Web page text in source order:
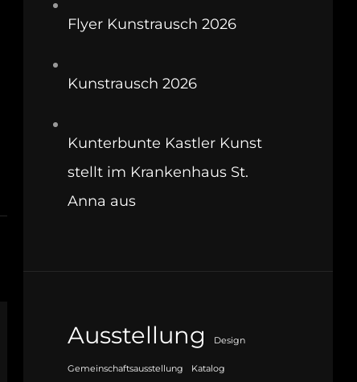
Flyer Kunstrausch 2026
Kunstrausch 2026
Kunterbunte Kastler Kunst
stellt im Krankenhaus St.
Anna aus
Ausstellung Design
Gemeinschaftsausstellung Katalog